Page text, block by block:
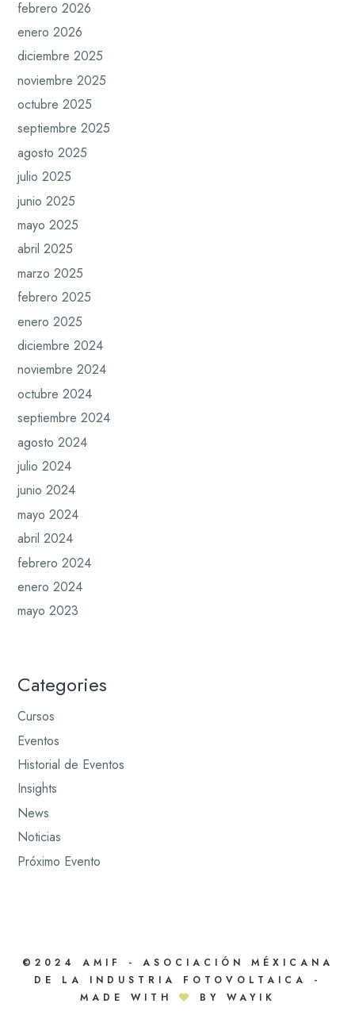
febrero 2026
enero 2026
diciembre 2025
noviembre 2025
octubre 2025
septiembre 2025
agosto 2025
julio 2025
junio 2025
mayo 2025
abril 2025
marzo 2025
febrero 2025
enero 2025
diciembre 2024
noviembre 2024
octubre 2024
septiembre 2024
agosto 2024
julio 2024
junio 2024
mayo 2024
abril 2024
febrero 2024
enero 2024
mayo 2023
Categories
Cursos
Eventos
Historial de Eventos
Insights
News
Noticias
Próximo Evento
©2024 AMIF - ASOCIACIÓN MÉXICANA
DE LA INDUSTRIA FOTOVOLTAICA -
MADE WITH
BY WAYIK